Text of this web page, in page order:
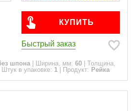
КУПИТЬ
Быстрый заказ
шпона Ширина, мм: 60
Толщина,
Штук в упаковке: 1 Продукт: Рейка